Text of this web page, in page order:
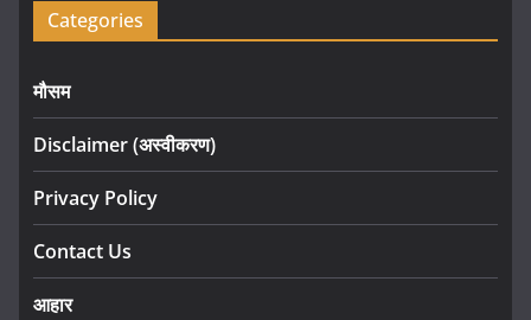
Categories
मौसम
Disclaimer (अस्वीकरण)
Privacy Policy
Contact Us
आहार